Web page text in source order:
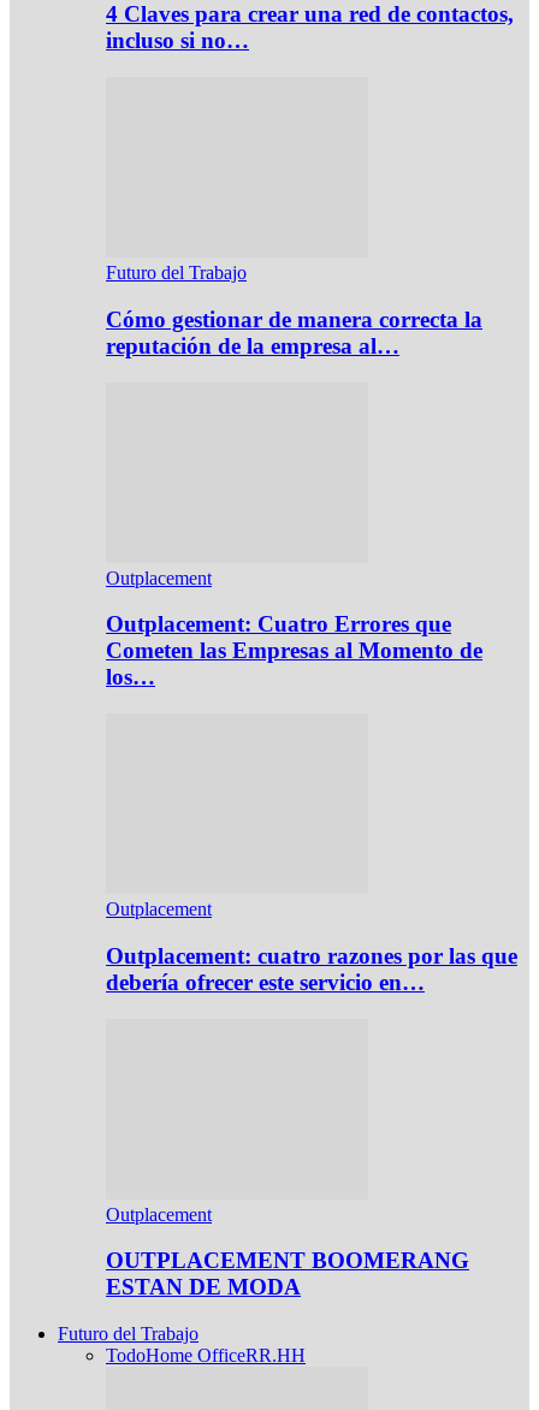
4 Claves para crear una red de contactos,
incluso si no…
Futuro del Trabajo
Cómo gestionar de manera correcta la
reputación de la empresa al…
Outplacement
Outplacement: Cuatro Errores que
Cometen las Empresas al Momento de
los…
Outplacement
Outplacement: cuatro razones por las que
debería ofrecer este servicio en…
Outplacement
OUTPLACEMENT BOOMERANG
ESTAN DE MODA
Futuro del Trabajo
TodoHome OfficeRR.HH